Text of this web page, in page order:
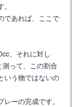
止めましょう
であれば、ここで
、それに対し
って、この割合
いう物ではないの
ーの完成です。